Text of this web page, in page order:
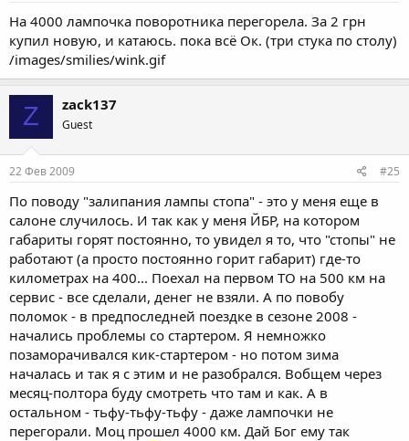
На 4000 лампочка поворотника перегорела. За 2 грн
купил новую, и катаюсь. пока всё Ок. (три стука по столу)
/images/smilies/wink.gif
Z zack137
Guest
22 Фев 2009 #25
По поводу "залипания лампы стопа" - это у меня еще в
салоне случилось. И так как у меня ЙБР, на котором
габариты горят постоянно, то увидел я то, что "стопы" не
работают (а просто постоянно горит габарит) где-то
километрах на 400... Поехал на первом ТО на 500 км на
сервис - все сделали, денег не взяли. А по повобу
поломок - в предпоследней поездке в сезоне 2008 -
начались проблемы со стартером. Я немножко
позаморачивался кик-стартером - но потом зима
началась и так я с этим и не разобрался. Вобщем через
месяц-полтора буду смотреть что там и как. А в
остальном - тьфу-тьфу-тьфу - даже лампочки не
перегорали. Моц прошел 4000 км. Дай Бог ему так